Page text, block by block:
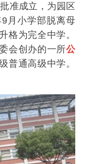
准成立，为园区
月小学部脱离母
格为完全中学。
会创办的一所公
普通高级中学。